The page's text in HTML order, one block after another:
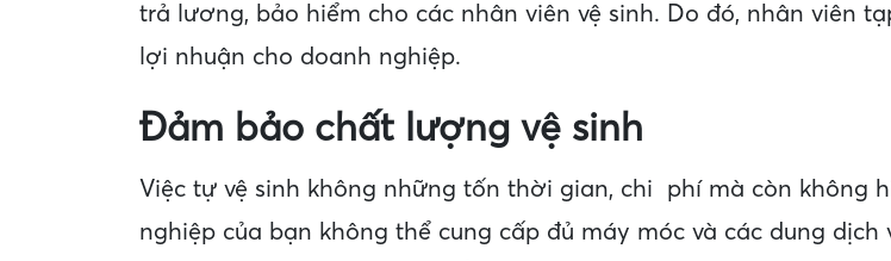
trả lương, bảo hiểm cho các nhân viên vệ sinh. Do đó, nhân viên
lợi nhuận cho doanh nghiệp.
Đảm bảo chất lượng vệ sinh
Việc tự vệ sinh không những tốn thời gian, chi phí mà còn không
nghiệp của bạn không thể cung cấp đủ máy móc và các dung